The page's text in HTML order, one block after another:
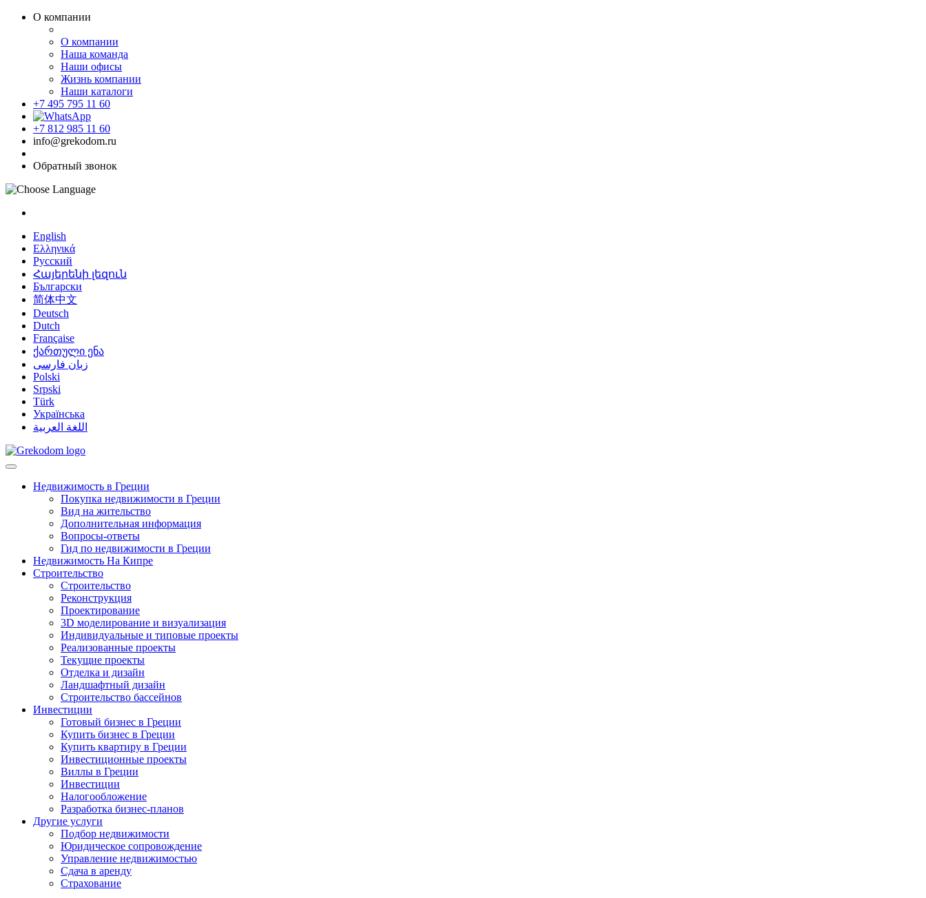
О компании
О компании
Наша команда
Наши офисы
Жизнь компании
Наши каталоги
+7 495 795 11 60
+7 812 985 11 60
info@grekodom.ru
Обратный звонок
English
Ελληνικά
Русский
Հայերենի լեզուն
Български
简体中文
Deutsch
Dutch
Française
ქართული ენა
زبان فارسی
Polski
Srpski
Türk
Українська
اللغة العربية
Недвижимость в Греции
Покупка недвижимости в Греции
Вид на жительство
Дополнительная информация
Вопросы-ответы
Гид по недвижимости в Греции
Недвижимость На Кипре
Строительство
Строительство
Реконструкция
Проектирование
3D моделирование и визуализация
Индивидуальные и типовые проекты
Реализованные проекты
Текущие проекты
Отделка и дизайн
Ландшафтный дизайн
Строительство бассейнов
Инвестиции
Готовый бизнес в Греции
Купить бизнес в Греции
Купить квартиру в Греции
Инвестиционные проекты
Виллы в Греции
Инвестиции
Налогообложение
Разработка бизнес-планов
Другие услуги
Подбор недвижимости
Юридическое сопровождение
Управление недвижимостью
Сдача в аренду
Страхование